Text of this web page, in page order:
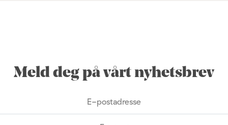
Meld deg på vårt nyhetsbrev